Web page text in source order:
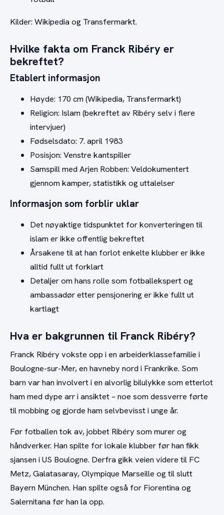
Kilder: Wikipedia og Transfermarkt.
Hvilke fakta om Franck Ribéry er
bekreftet?
Etablert informasjon
Høyde: 170 cm (Wikipedia, Transfermarkt)
Religion: Islam (bekreftet av Ribéry selv i flere
intervjuer)
Fødselsdato: 7. april 1983
Posisjon: Venstre kantspiller
Samspill med Arjen Robben: Veldokumentert
gjennom kamper, statistikk og uttalelser
Informasjon som forblir uklar
Det nøyaktige tidspunktet for konverteringen til
islam er ikke offentlig bekreftet
Årsakene til at han forlot enkelte klubber er ikke
alltid fullt ut forklart
Detaljer om hans rolle som fotballekspert og
ambassadør etter pensjonering er ikke fullt ut
kartlagt
Hva er bakgrunnen til Franck Ribéry?
Franck Ribéry vokste opp i en arbeiderklassefamilie i
Boulogne-sur-Mer, en havneby nord i Frankrike. Som
barn var han involvert i en alvorlig bilulykke som etterlot
ham med dype arr i ansiktet – noe som dessverre førte
til mobbing og gjorde ham selvbevisst i unge år.
Før fotballen tok av, jobbet Ribéry som murer og
håndverker. Han spilte for lokale klubber før han fikk
sjansen i US Boulogne. Derfra gikk veien videre til FC
Metz, Galatasaray, Olympique Marseille og til slutt
Bayern München. Han spilte også for Fiorentina og
Salernitana før han la opp.